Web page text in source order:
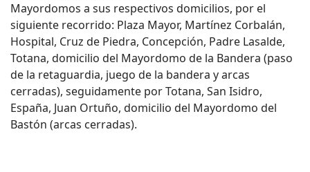
Mayordomos a sus respectivos domicilios, por el
siguiente recorrido: Plaza Mayor, Martínez Corbalán,
Hospital, Cruz de Piedra, Concepción, Padre Lasalde,
Totana, domicilio del Mayordomo de la Bandera (paso
de la retaguardia, juego de la bandera y arcas
cerradas), seguidamente por Totana, San Isidro,
España, Juan Ortuño, domicilio del Mayordomo del
Bastón (arcas cerradas).